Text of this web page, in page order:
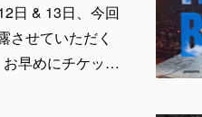
日 & 13日、今回
させていただく
お早めにチケッ…